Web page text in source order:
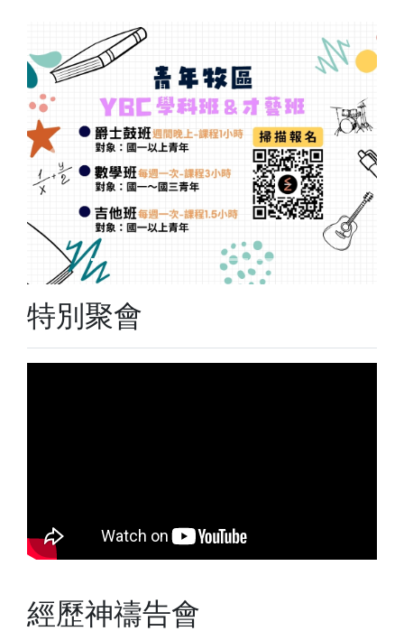
Previous Next
特別聚會
經歷神禱告會